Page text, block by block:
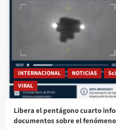
INTERNACIONAL NOTICIAS
VIRAL
Libera el pentágono cuarto
documentos sobre el fenómeno